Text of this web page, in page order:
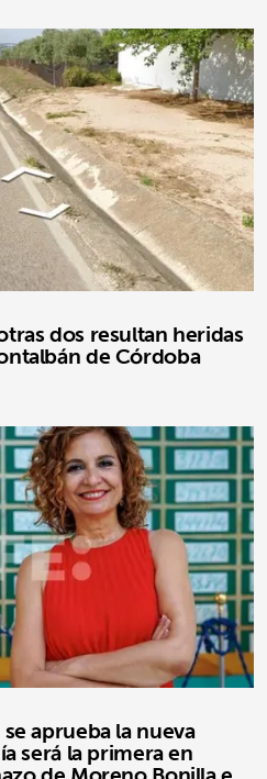
dos resultan heridas
de Córdoba
aprueba la nueva
será la primera en